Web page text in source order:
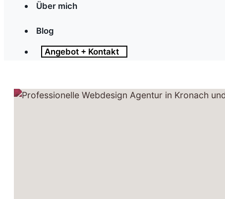
Über mich
Blog
Angebot + Kontakt